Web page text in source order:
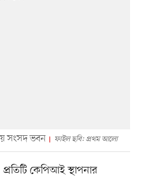
সংসদ ভবন ফাইল ছবি: প্রথম আলো
কেপিআই স্থাপনার